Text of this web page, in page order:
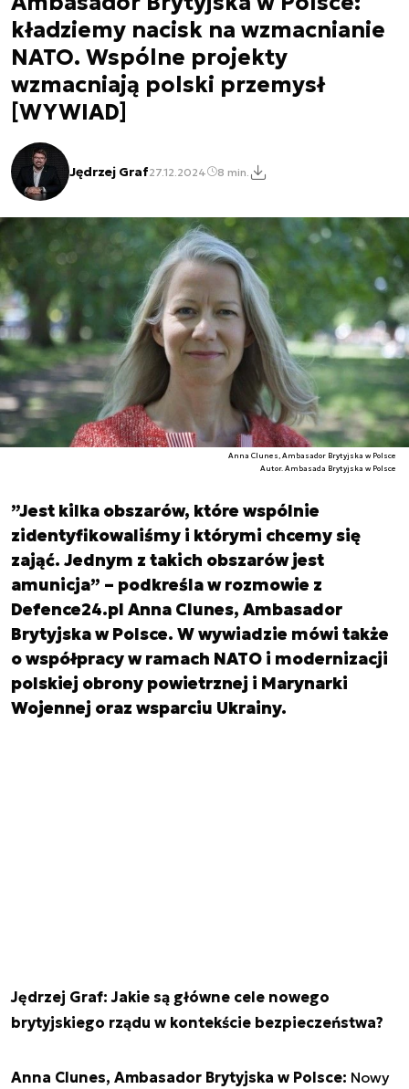
kładziemy nacisk na wzmacnianie
NATO. Wspólne projekty
wzmacniają polski przemysł
[WYWIAD]
Jędrzej Graf27.12.2024 8 min.
Anna Clunes, Ambasador Brytyjska w Polsce
Autor. Ambasada Brytyjska w Polsce
”Jest kilka obszarów, które wspólnie
zidentyfikowaliśmy i którymi chcemy się
zająć. Jednym z takich obszarów jest
amunicja” – podkreśla w rozmowie z
Defence24.pl Anna Clunes, Ambasador
Brytyjska w Polsce. W wywiadzie mówi także
o współpracy w ramach NATO i modernizacji
polskiej obrony powietrznej i Marynarki
Wojennej oraz wsparciu Ukrainy.
Jędrzej Graf: Jakie są główne cele nowego
brytyjskiego rządu w kontekście bezpieczeństwa?
Anna Clunes, Ambasador Brytyjska w Polsce: Nowy